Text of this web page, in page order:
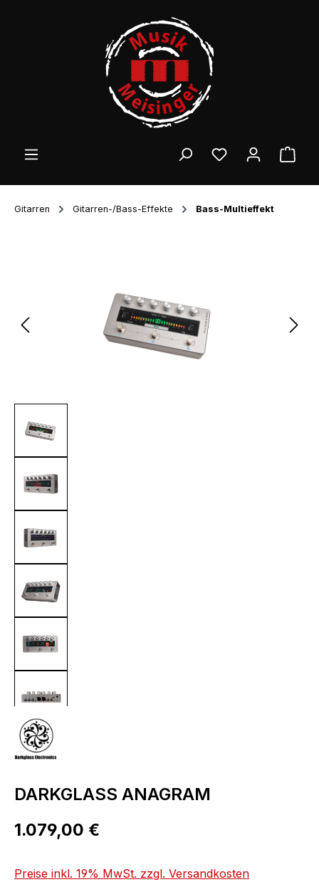
Gitarren Gitarren-/Bass-Effekte Bass-Multieffekt
DARKGLASS ANAGRAM
Regulärer Preis:
1.079,00 €
Preise inkl. 19% MwSt. zzgl. Versandkosten